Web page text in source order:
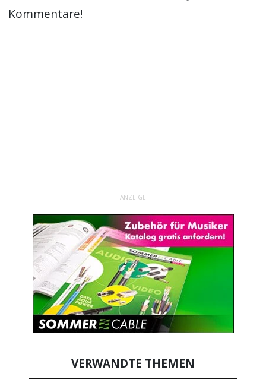
Kommentare!
ANZEIGE
VERWANDTE THEMEN